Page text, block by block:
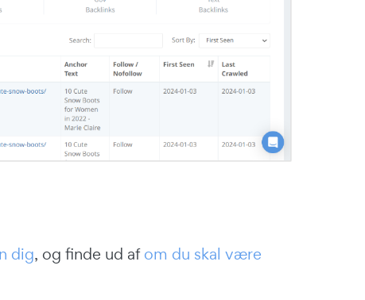
dig, og finde ud afom du skal være